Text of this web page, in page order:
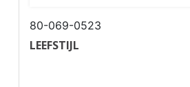
80-069-0523
LEEFSTIJL